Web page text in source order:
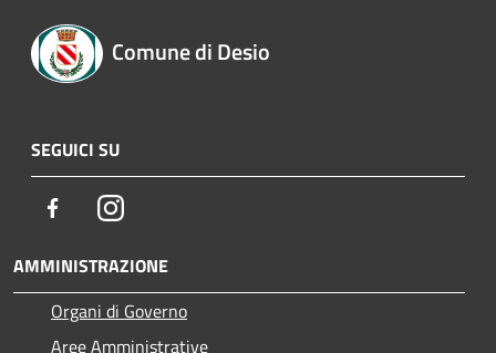
Comune di Desio
SEGUICI SU
FacebookInstagram
AMMINISTRAZIONE
Organi di Governo
Aree Amministrative